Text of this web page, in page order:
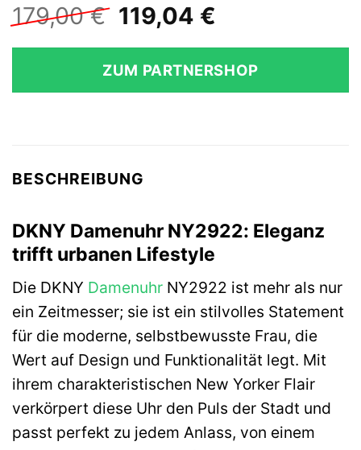
179,00€ Ursprünglicher
Preis
war:
179,00 €
119,04 €
ist:
119,04 €.
ZUM PARTNERSHOP
BESCHREIBUNG
DKNY Damenuhr NY2922: Eleganz
trifft urbanen Lifestyle
Die DKNY Damenuhr NY2922 ist mehr als nur
ein Zeitmesser; sie ist ein stilvolles Statement
für die moderne, selbstbewusste Frau, die
Wert auf Design und Funktionalität legt. Mit
ihrem charakteristischen New Yorker Flair
verkörpert diese Uhr den Puls der Stadt und
passt perfekt zu jedem Anlass, von einem